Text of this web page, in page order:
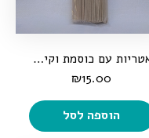
אטריות עם כוסמת וקינואה
₪15.00
הוספה לסל